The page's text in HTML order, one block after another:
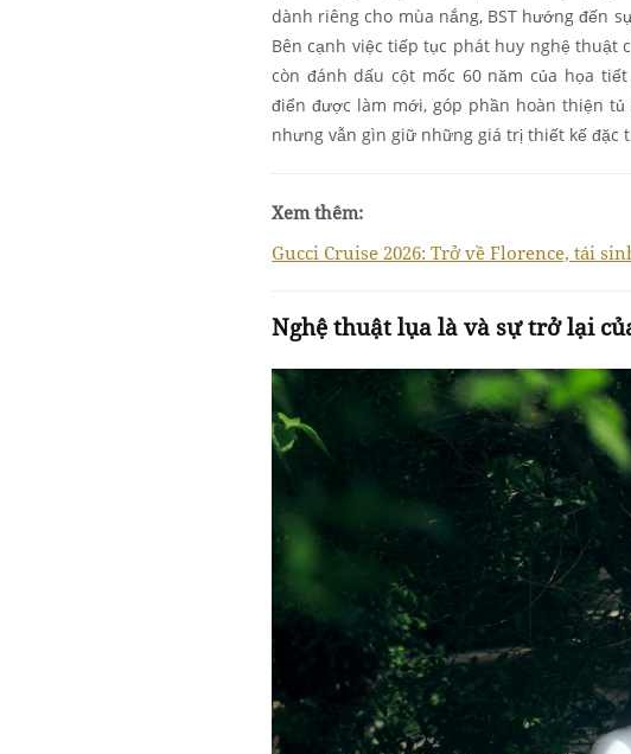
dành riêng cho mùa nắng, BST hướng đến
Bên cạnh việc tiếp tục phát huy nghệ thuật
còn đánh dấu cột mốc 60 năm của họa
điển được làm mới, góp phần hoàn thiện
nhưng vẫn gìn giữ những giá trị thiết kế đặc
Xem thêm:
Gucci Cruise 2026: Trở về Florence, tái
Nghệ thuật lụa là và sự trở lại